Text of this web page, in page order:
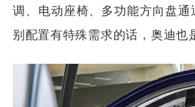
进取型作为奥迪Q5L的乞丐版
用，包括：全景天窗、主动刹
调、电动座椅、多功能方向盘